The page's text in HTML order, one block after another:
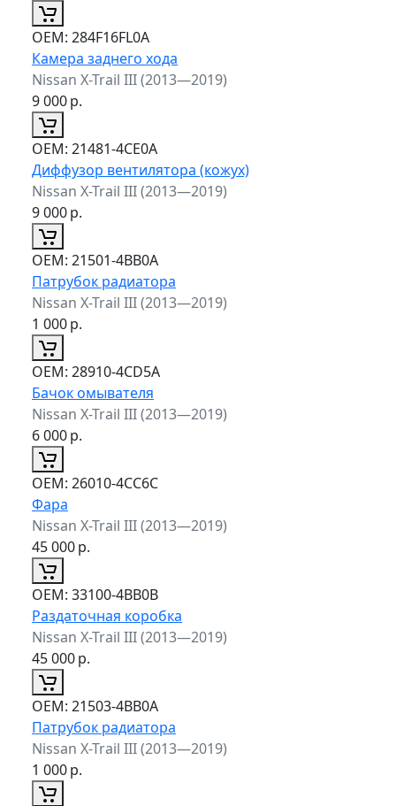
ОЕМ: 284F16FL0A
Камера заднего хода
Nissan X-Trail III (2013—2019)
9 000р.
ОЕМ: 21481-4CE0A
Диффузор вентилятора (кожух)
Nissan X-Trail III (2013—2019)
9 000р.
ОЕМ: 21501-4BB0A
Патрубок радиатора
Nissan X-Trail III (2013—2019)
1 000р.
ОЕМ: 28910-4CD5A
Бачок омывателя
Nissan X-Trail III (2013—2019)
6 000р.
ОЕМ: 26010-4CC6C
Фара
Nissan X-Trail III (2013—2019)
45 000р.
ОЕМ: 33100-4BB0B
Раздаточная коробка
Nissan X-Trail III (2013—2019)
45 000р.
ОЕМ: 21503-4BB0A
Патрубок радиатора
Nissan X-Trail III (2013—2019)
1 000р.